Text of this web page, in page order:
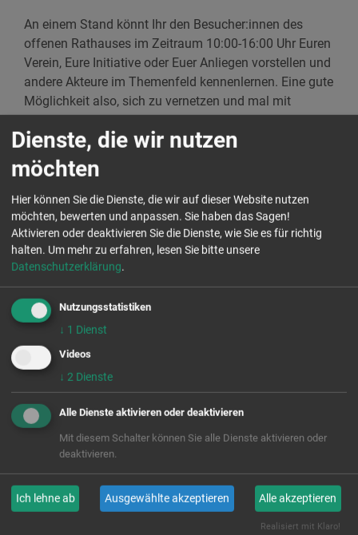
An einem Stand könnt Ihr den Besucher:innen des
offenen Rathauses im Zeitraum 10:00-16:00 Uhr Euren
Verein, Eure Initiative oder Euer Anliegen vorstellen und
andere Akteure im Themenfeld kennenlernen. Eine gute
Möglichkeit also, sich zu vernetzen und mal mit
nicht erreicht.
Das erwartet Euch:
ein zentraler Standplatz im Rathaus mit viel
Kontakt zu den zahlreichen Besucher:innen, die
zu diesem geschichtsträchtigen Datum das
je nach Bedarf stellen wir einen Tisch,
10:00 bis 13:00 Uhr, gerne auch länger, der
Aufbau des Stands ist ab 09:00 Uhr möglich,
Ihr bringt ein möglichst niedrigschwelliges
Mitmach-Angebot mit, um die Besucher:innen an
Euren Stand zu locken (wir beraten Euch gern),
wir organisieren ein kleines Rahmenprogramm
und kümmern uns um die Einbindung ins
Gesamtprogramm.
Dienste, die wir nutzen
möchten
Hier können Sie die Dienste, die wir auf dieser Website nutzen
möchten, bewerten und anpassen. Sie haben das Sagen!
Aktivieren oder deaktivieren Sie die Dienste, wie Sie es für richtig
halten. Um mehr zu erfahren, lesen Sie bitte unsere
Datenschutzerklärung.
Nutzungsstatistiken
↓ 1 Dienst
Videos
↓ 2 Dienste
Alle Dienste aktivieren oder deaktivieren
Mit diesem Schalter können Sie alle Dienste aktivieren oder
deaktivieren.
Ich lehne ab Ausgewählte akzeptieren Alle akzeptieren
Realisiert mit Klaro!